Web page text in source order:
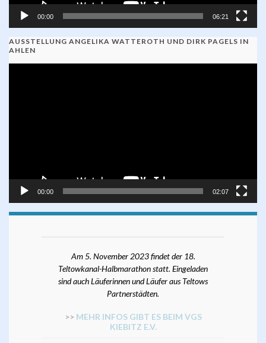
00:00 06:21
AUSSTELLUNG ANGELIKA WATTEROTH UND DIRK PAGELS IN
AHLEN
00:00 02:07
Am 5. November 2023 findet der 18.
Teltowkanal-Halbmarathon statt. Eingeladen
sind auch Läuferinnen und Läufer aus Teltows
Partnerstädten.
>> MEHR INFOS GIBT ES BEIM VGS
KIEBITZ E.V.